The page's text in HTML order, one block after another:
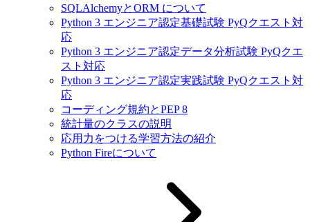
SQLAlchemyとORM について
Python 3 エンジニア認定基礎試験 PyQクエスト対
応
Python 3 エンジニア認定データ分析試験 PyQクエ
スト対応
Python 3 エンジニア認定実践試験 PyQクエスト対
応
コーディング規約とPEP 8
統計量のクラスの説明
応用力をつける学習方法の紹介
Python Fireについて